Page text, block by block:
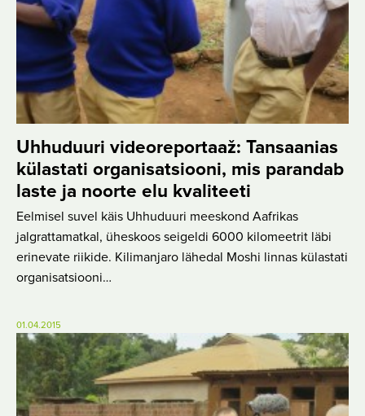
Uhhuduuri videoreportaaž: Tansaanias
külastati organisatsiooni, mis parandab
laste ja noorte elu kvaliteeti
Eelmisel suvel käis Uhhuduuri meeskond Aafrikas
jalgrattamatkal, üheskoos seigeldi 6000 kilomeetrit läbi
erinevate riikide. Kilimanjaro lähedal Moshi linnas külastati
organisatsiooni…
01.04.2015